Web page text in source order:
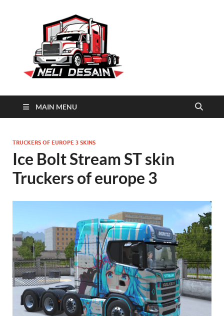
MAIN MENU
TRUCKERS OF EUROPE 3 SKINS
Ice Bolt Stream ST skin
Truckers of europe 3